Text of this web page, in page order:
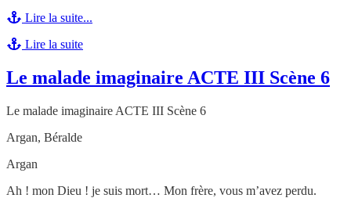
Lire la suite...
Lire la suite
Le malade imaginaire ACTE III Scène 6
Le malade imaginaire ACTE III Scène 6
Argan, Béralde
Argan
Ah ! mon Dieu ! je suis mort… Mon frère, vous m’avez perdu.